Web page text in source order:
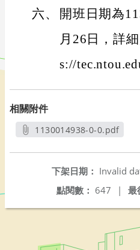
六、
開班日期為
月26日，詳
s://
相關附件
1130014938-0-0.pdf
下架日期： Invalid
最
點閱數： 647 |